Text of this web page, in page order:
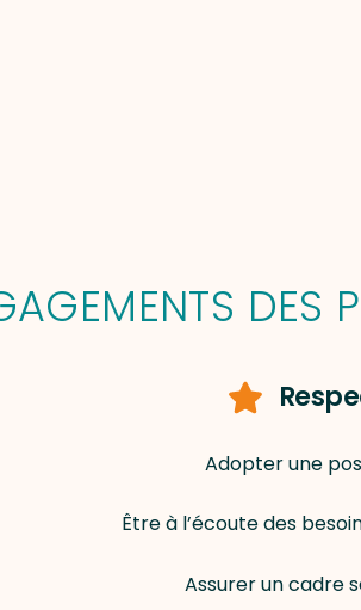
DES
Adopter une
Être à l’écoute des
Assurer un cadre